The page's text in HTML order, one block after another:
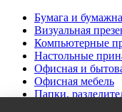
Бумага и
Визуальная
Компьютерные
Настольные
Офисная и
Офисная мебель
Папки,